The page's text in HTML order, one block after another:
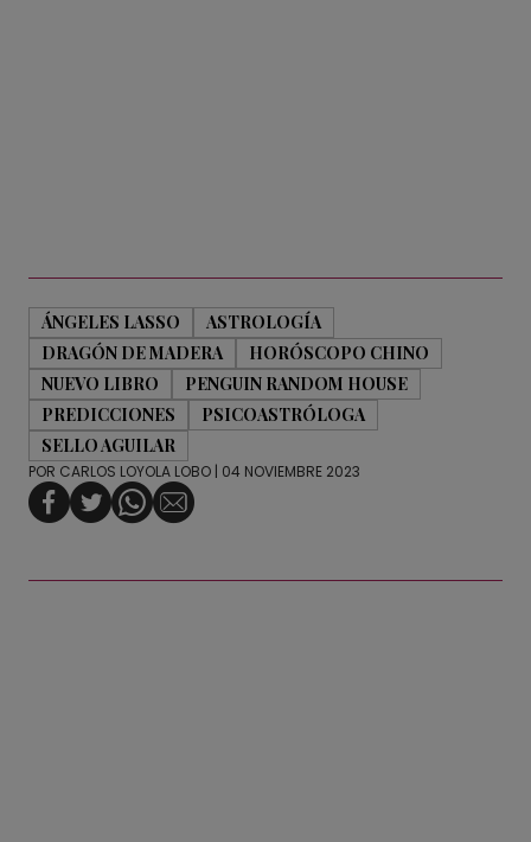
ÁNGELES LASSO
ASTROLOGÍA
DRAGÓN DE MADERA
HORÓSCOPO CHINO
NUEVO LIBRO
PENGUIN RANDOM HOUSE
PREDICCIONES
PSICOASTRÓLOGA
SELLO AGUILAR
POR CARLOS LOYOLA LOBO | 04 NOVIEMBRE 2023